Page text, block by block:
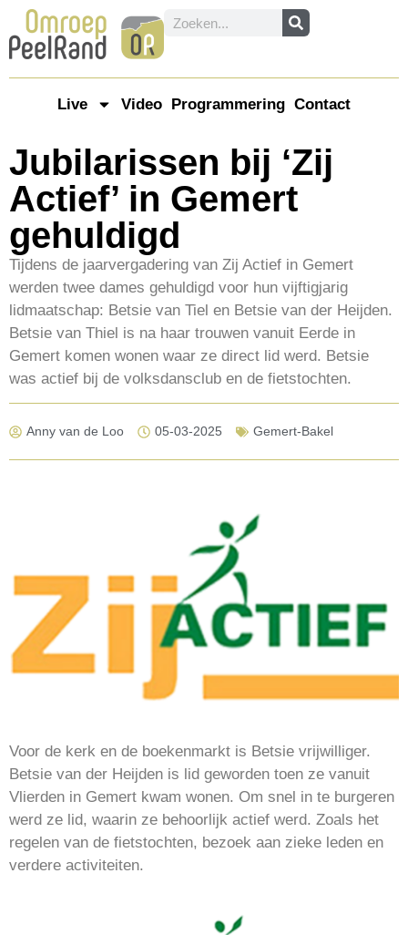
Live Video Programmering Contact
Jubilarissen bij ‘Zij
Actief’ in Gemert
gehuldigd
Tijdens de jaarvergadering van Zij Actief in Gemert
werden twee dames gehuldigd voor hun vijftigjarig
lidmaatschap: Betsie van Tiel en Betsie van der Heijden.
Betsie van Thiel is na haar trouwen vanuit Eerde in
Gemert komen wonen waar ze direct lid werd. Betsie
was actief bij de volksdansclub en de fietstochten.
Anny van de Loo 05-03-2025 Gemert-Bakel
Voor de kerk en de boekenmarkt is Betsie vrijwilliger.
Betsie van der Heijden is lid geworden toen ze vanuit
Vlierden in Gemert kwam wonen. Om snel in te burgeren
werd ze lid, waarin ze behoorlijk actief werd. Zoals het
regelen van de fietstochten, bezoek aan zieke leden en
verdere activiteiten.